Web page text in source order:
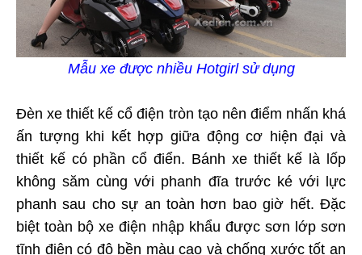
Mẫu xe được nhiều Hotgirl sử dụng
Đèn xe thiết kế cổ điện tròn tạo nên điểm nhấn khá
ấn tượng khi kết hợp giữa động cơ hiện đại và
thiết kế có phần cổ điển. Bánh xe thiết kế là lốp
không săm cùng với phanh đĩa trước ké với lực
phanh sau cho sự an toàn hơn bao giờ hết. Đặc
biệt toàn bộ xe điện nhập khẩu được sơn lớp sơn
tĩnh điện có độ bền màu cao và chống xước tốt an